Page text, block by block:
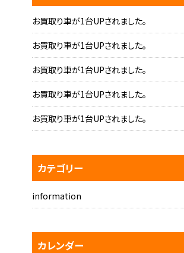
お買取り車が1台UPされました。
お買取り車が1台UPされました。
お買取り車が1台UPされました。
お買取り車が1台UPされました。
お買取り車が1台UPされました。
カテゴリー
information
カレンダー